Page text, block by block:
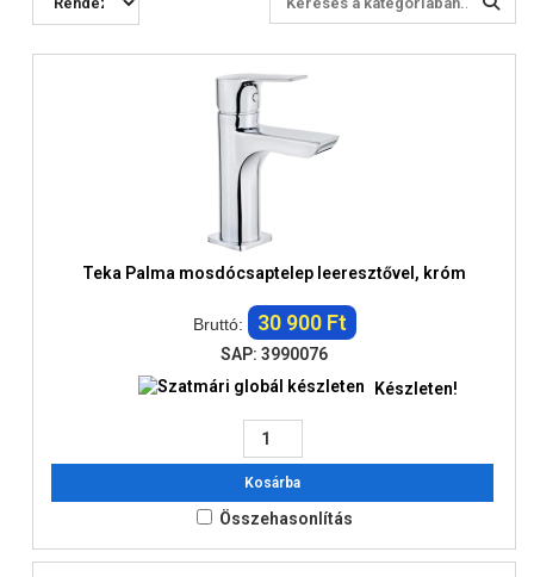
Teka Palma mosdócsaptelep leeresztővel, króm
Bruttó: 30 900 Ft
SAP: 3990076
Készleten!
Kosárba
Összehasonlítás